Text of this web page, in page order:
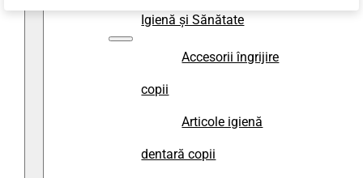
Igienă și Sănătate
Accesorii îngrijire
copii
Articole igienă
dentară copii